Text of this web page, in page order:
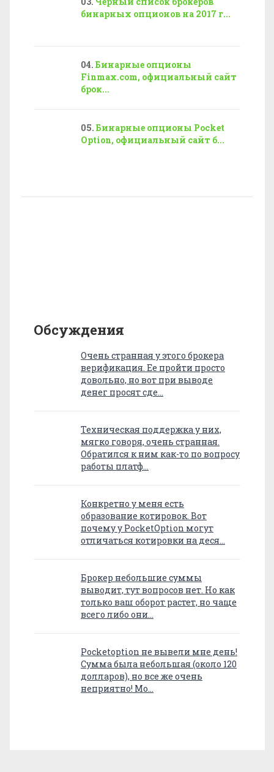
бинарных опционов на 2017 г...
Бинарные опционы
Finmax.com, официальный сайт
брок...
Бинарные опционы Pocket
Option, официальный сайт б...
Обсуждения
Очень странная у этого брокера
верификация. Ее пройти просто
довольно, но вот при выводе
денег просят сде…
Техническая поддержка у них,
мягко говоря, очень странная.
Обратился к ним как-то по вопросу
работы платф…
Конкретно у меня есть
образование котировок. Вот
почему у PocketOption могут
отличаться котировки на деся…
Брокер небольшие суммы
выводит, тут вопросов нет. Но как
только ваш оборот растет, но чаще
всего либо они…
Pocketoption не вывели мне день!
Сумма была небольшая (около 120
долларов), но все же очень
неприятно! Мо…